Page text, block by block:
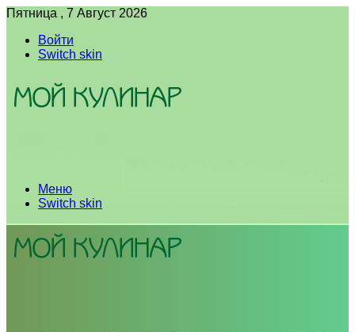
Пятница , 7 Август 2026
Войти
Switch skin
Меню
Switch skin